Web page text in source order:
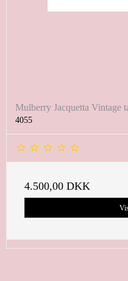
Mulberry Jacquetta Vintage
4055
4.500,00 DKK